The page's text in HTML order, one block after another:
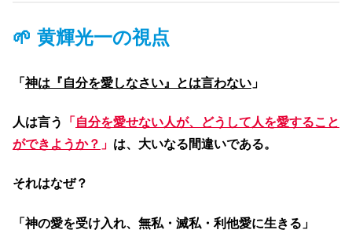
🌱 黄輝光一の視点
「神は『自分を愛しなさい』とは言わない 」
人は言う 「 自分を愛せない人が、どうして人を愛すること
ができようか？ 」 は、大いなる間違いである。
それはなぜ？
「神の愛を受け入れ、無私・滅私・利他愛に生きる」